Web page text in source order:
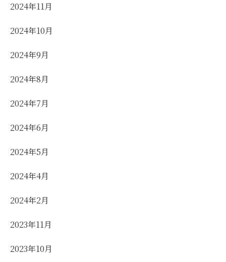
2024年11月
2024年10月
2024年9月
2024年8月
2024年7月
2024年6月
2024年5月
2024年4月
2024年2月
2023年11月
2023年10月